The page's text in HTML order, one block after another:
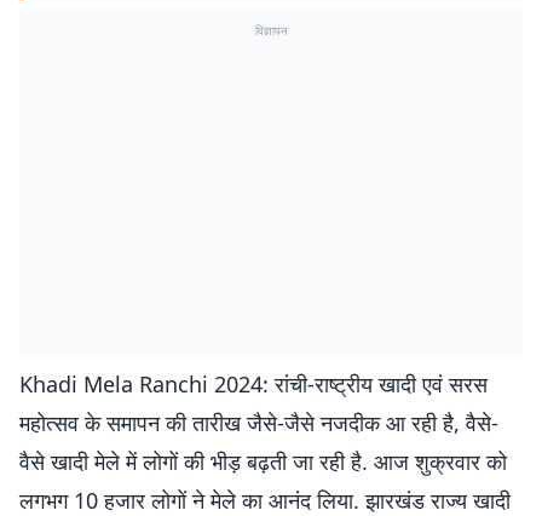
विज्ञापन
Khadi Mela Ranchi 2024: रांची-राष्ट्रीय खादी एवं सरस
महोत्सव के समापन की तारीख जैसे-जैसे नजदीक आ रही है, वैसे-
वैसे खादी मेले में लोगों की भीड़ बढ़ती जा रही है. आज शुक्रवार को
लगभग 10 हजार लोगों ने मेले का आनंद लिया. झारखंड राज्य खादी